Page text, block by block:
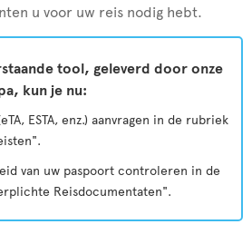
u voor uw reis nodig hebt.
tool, geleverd door onze
kun je nu:
ESTA, enz.) aanvragen in de rubriek
van uw paspoort controleren in de
Reisdocumentaten".